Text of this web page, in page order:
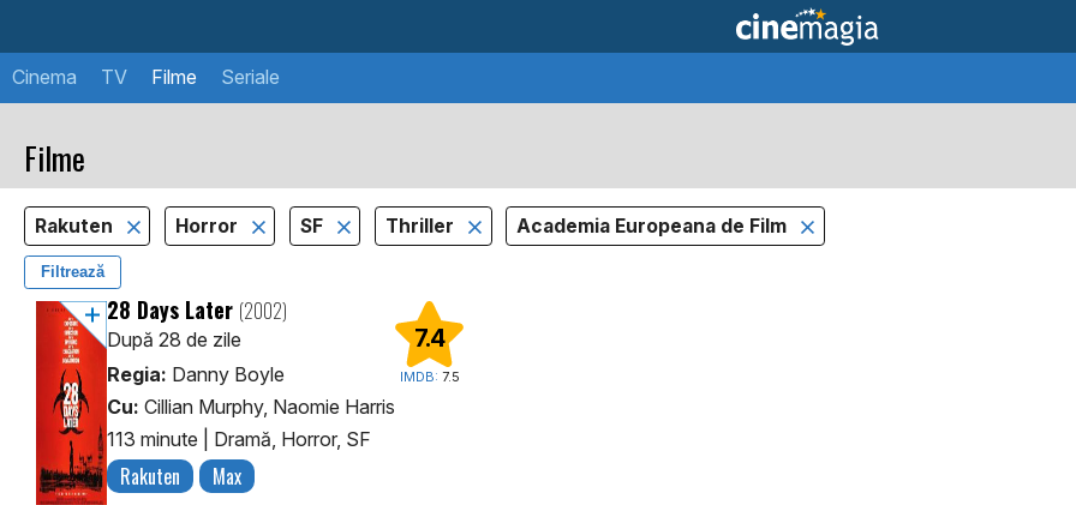
Cinema TV Filme Seriale
Filme
Rakuten Horror SF Thriller Academia Europeana de Film
Filtrează
7.4
IMDB: 7.5
28 Days Later (2002)
După 28 de zile
Regia: Danny Boyle
Cu: Cillian Murphy, Naomie Harris
113 minute
Dramă, Horror, SF
Rakuten Max